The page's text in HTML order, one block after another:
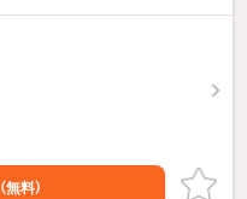
（無料）